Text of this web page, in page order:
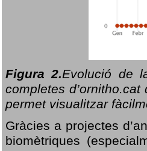
Figura 2.Evolució de
completes
permet visualitzar
Gràcies a projectes
biomètriques